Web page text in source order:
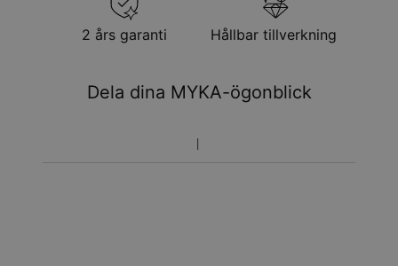
2 års garanti Hållbar tillverkning
Dela dina MYKA-ögonblick